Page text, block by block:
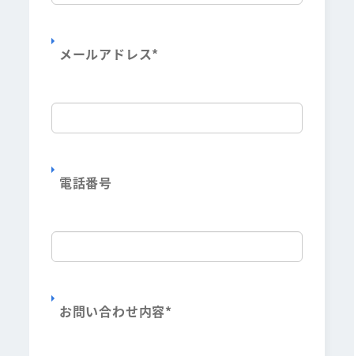
メールアドレス*
電話番号
お問い合わせ内容*